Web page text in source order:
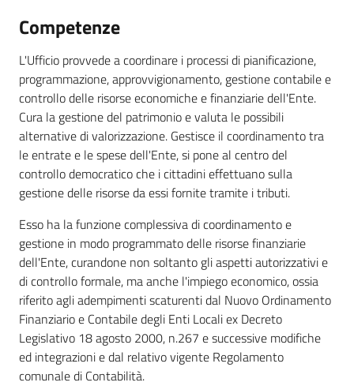
Competenze
L'Ufficio provvede a coordinare i processi di pianificazione,
programmazione, approvvigionamento, gestione contabile e
controllo delle risorse economiche e finanziarie dell'Ente.
Cura la gestione del patrimonio e valuta le possibili
alternative di valorizzazione. Gestisce il coordinamento tra
le entrate e le spese dell'Ente, si pone al centro del
controllo democratico che i cittadini effettuano sulla
gestione delle risorse da essi fornite tramite i tributi.
Esso ha la funzione complessiva di coordinamento e
gestione in modo programmato delle risorse finanziarie
dell'Ente, curandone non soltanto gli aspetti autorizzativi e
di controllo formale, ma anche l'impiego economico, ossia
riferito agli adempimenti scaturenti dal Nuovo Ordinamento
Finanziario e Contabile degli Enti Locali ex Decreto
Legislativo 18 agosto 2000, n.267 e successive modifiche
ed integrazioni e dal relativo vigente Regolamento
comunale di Contabilità.